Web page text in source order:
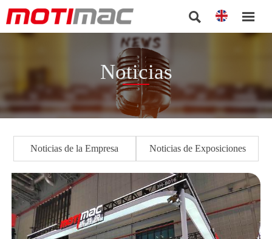
 
Noticias
Noticias de la Empresa Noticias de Exposiciones